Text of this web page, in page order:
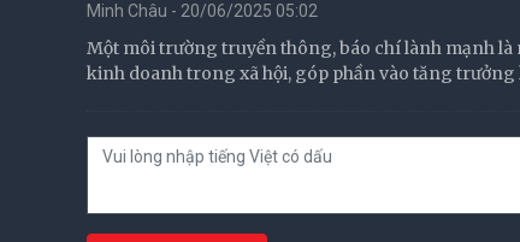
Minh Châu - 20/06/2025 05:02
Một môi trường truyền thông, báo chí lành mạnh là
kinh doanh trong xã hội, góp phần vào tăng trưởng